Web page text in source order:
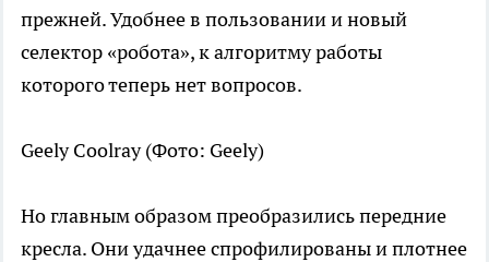
прежней. Удобнее в пользовании и новый
селектор «робота», к алгоритму работы
которого теперь нет вопросов.
Geely Coolray (Фото: Geely)
Но главным образом преобразились передние
кресла. Они удачнее спрофилированы и плотнее